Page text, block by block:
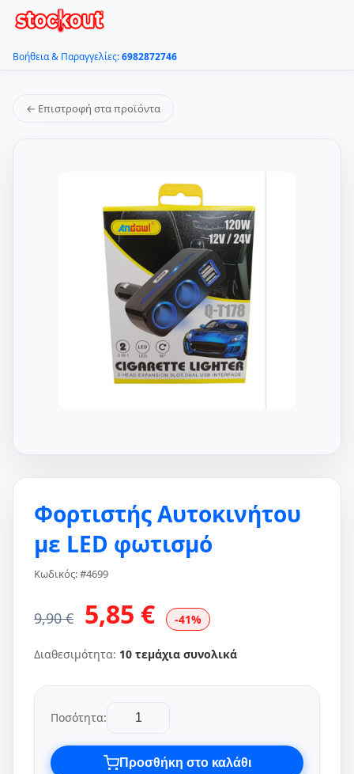
Βοήθεια & Παραγγελίες:6982872746
← Επιστροφή στα προϊόντα
Φορτιστής Αυτοκινήτου
με LED φωτισμό
Κωδικός: #4699
9,90 € 5,85 € -41%
Διαθεσιμότητα: 10 τεμάχια συνολικά
Ποσότητα:
Προσθήκη στο καλάθι